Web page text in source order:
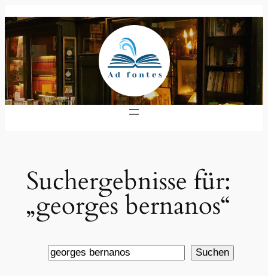
Inhalt
springen
Suchergebnisse für:
„georges bernanos“
Suche Suchen